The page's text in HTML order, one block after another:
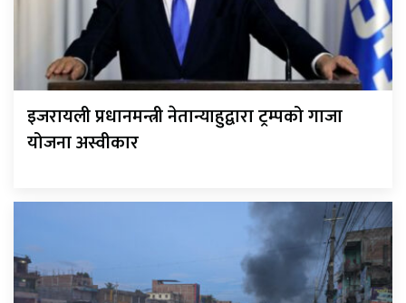
इजरायली प्रधानमन्त्री नेतान्याहुद्वारा ट्रम्पको गाजा
योजना अस्वीकार